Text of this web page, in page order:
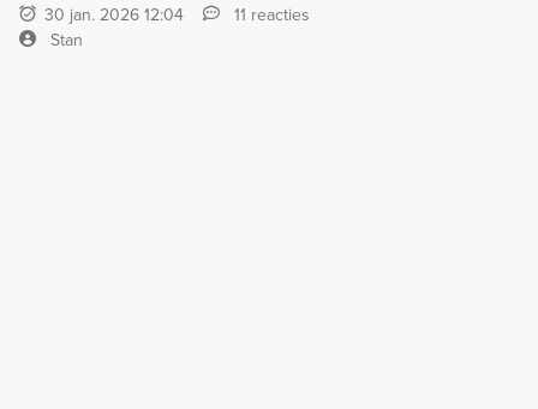
30 jan. 2026 12:04
11 reacties
Stan